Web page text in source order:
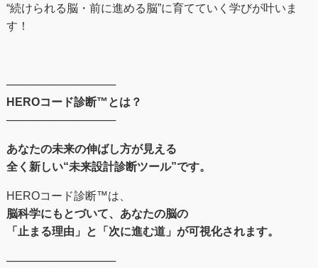
“続けられる脳・前に進める脳”に育てていく学びが叶いま
す！
──────────────
HEROコード診断™とは？
──────────────
あなたの未来の伸ばし⽅が⾒える
全く新しい“未来設計診断ツール”です。
HEROコード診断™︎は、
脳科学にもとづいて、あなたの脳の
「止まる理由」と「次に進む道」が可視化されます。
──────────────